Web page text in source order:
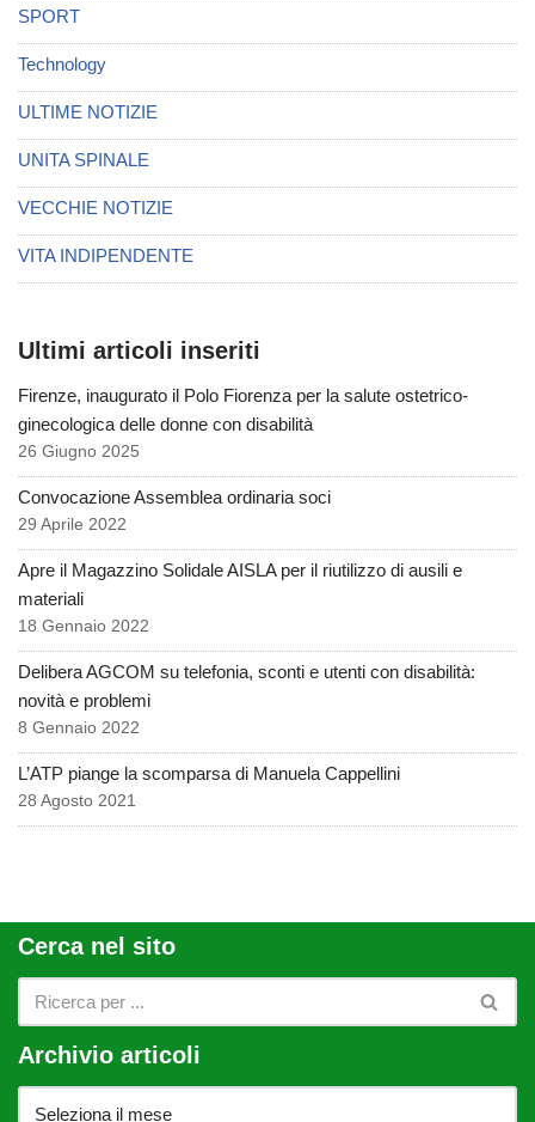
SPORT
Technology
ULTIME NOTIZIE
UNITA SPINALE
VECCHIE NOTIZIE
VITA INDIPENDENTE
Ultimi articoli inseriti
Firenze, inaugurato il Polo Fiorenza per la salute ostetrico-
ginecologica delle donne con disabilità
26 Giugno 2025
Convocazione Assemblea ordinaria soci
29 Aprile 2022
Apre il Magazzino Solidale AISLA per il riutilizzo di ausili e
materiali
18 Gennaio 2022
Delibera AGCOM su telefonia, sconti e utenti con disabilità:
novità e problemi
8 Gennaio 2022
L’ATP piange la scomparsa di Manuela Cappellini
28 Agosto 2021
Cerca nel sito
Archivio articoli